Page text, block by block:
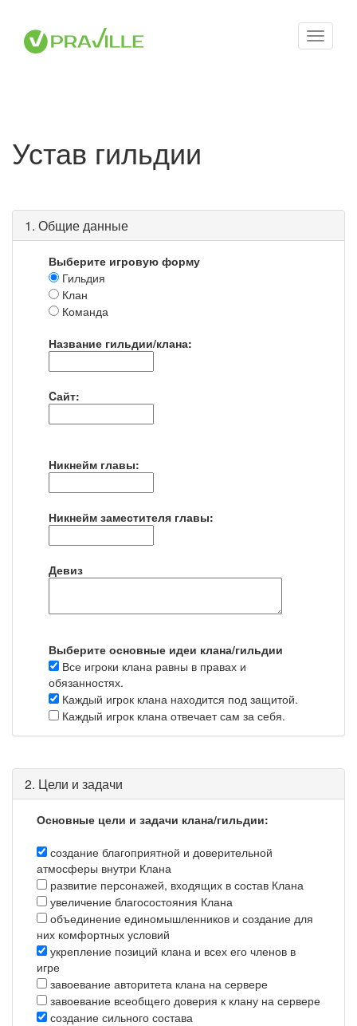
Toggle
Устав гильдии
1. Общие данные
Выберите игровую форму
Гильдия
Клан
Команда
Название гильдии/клана:
Cайт:
Никнейм главы:
Никнейм заместителя главы:
Девиз
Выберите основные идеи клана/гильдии
Все игроки клана равны в правах и
обязанностях.
Каждый игрок клана находится под защитой.
Каждый игрок клана отвечает сам за себя.
2. Цели и задачи
Основные цели и задачи клана/гильдии:
создание благоприятной и доверительной
атмосферы внутри Клана
развитие персонажей, входящих в состав Клана
увеличение благосостояния Клана
объединение единомышленников и создание для
них комфортных условий
укрепление позиций клана и всех его членов в
игре
завоевание авторитета клана на сервере
завоевание всеобщего доверия к клану на сервере
создание сильного состава